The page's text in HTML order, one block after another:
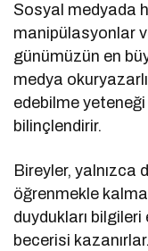
Sosyal medyada
manipülasyonlar
günümüzün en
medya
edebilme yeteneği
bilinçlendirir.
Bireyler, yalnızca
öğrenmekle
duydukları
becerisi